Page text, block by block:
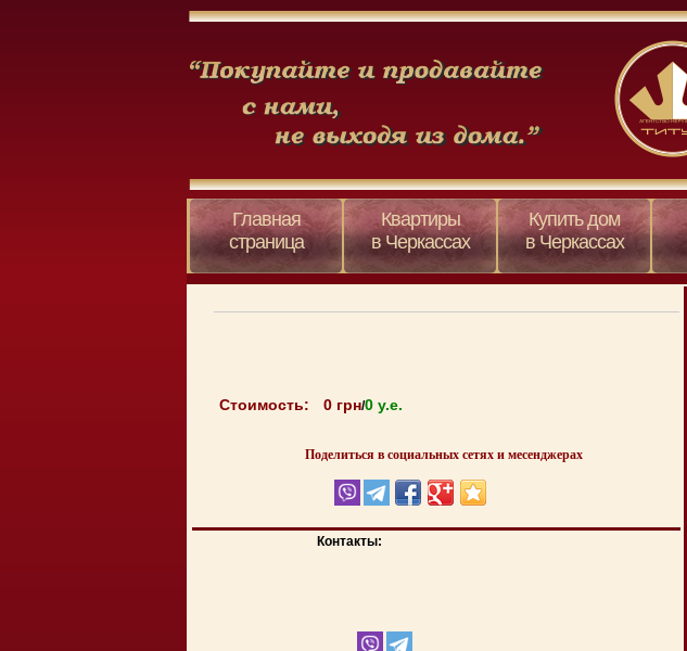
Главная
страница
Квартиры
в Черкассах
Купить дом
в Черкассах
Стоимость: 0 грн/0 y.e.
Поделиться в социальных сетях и месенджерах
Контакты: